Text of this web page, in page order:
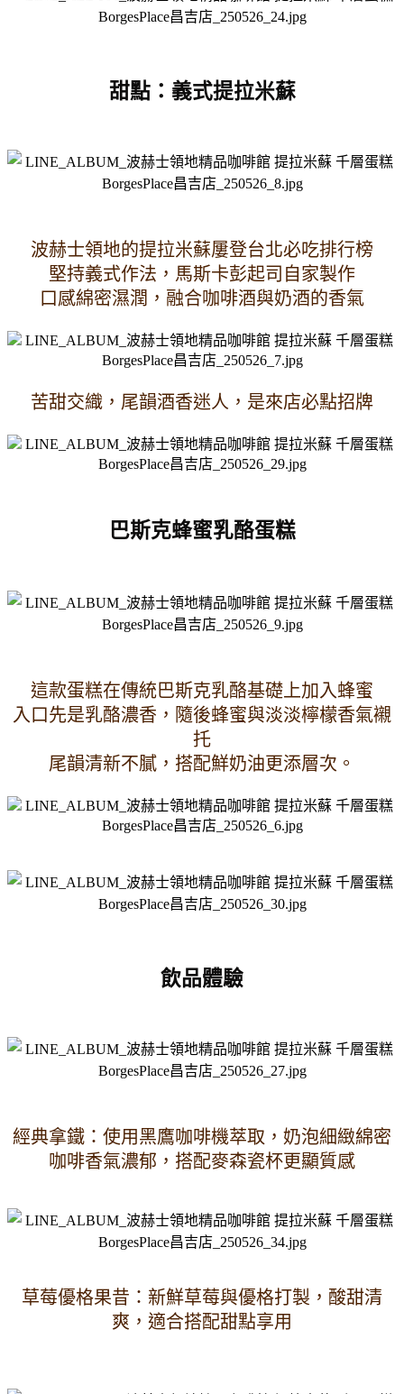
甜點：義式提拉米蘇
波赫士領地的提拉米蘇屢登台北必吃排行榜
堅持義式作法，馬斯卡彭起司自家製作
口感綿密濕潤，融合咖啡酒與奶酒的香氣
苦甜交織，尾韻酒香迷人，是來店必點招牌
巴斯克蜂蜜乳酪蛋糕
這款蛋糕在傳統巴斯克乳酪基礎上加入蜂蜜
入口先是乳酪濃香，隨後蜂蜜與淡淡檸檬香氣襯
托
尾韻清新不膩，搭配鮮奶油更添層次。
飲品體驗
經典拿鐵：使用黑鷹咖啡機萃取，奶泡細緻綿密
咖啡香氣濃郁，搭配麥森瓷杯更顯質感
草莓優格果昔：新鮮草莓與優格打製，酸甜清
爽，適合搭配甜點享用